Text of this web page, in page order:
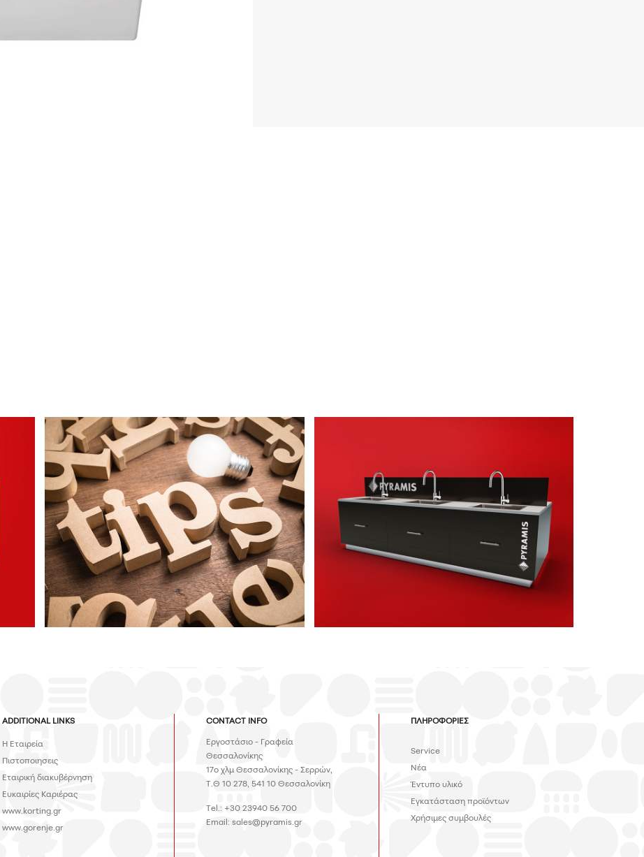
ΕΞΥΠΝΕΣ ΣΥΜΒΟΥΛΕΣ
ΔΗΜΙΟΥΡΓΙΚΟ ΠΕΡΙΕΧΟΜΕΝΟ
ΣΤΑΝΤ
ΠΡΟΩΘΗΤΙΚΟ ΥΛΙΚΟ
ADDITIONAL LINKS
H Εταιρεία
Πιστοποιησεις
Εταιρική διακυβέρνηση
Ευκαιρίες Καριέρας
www.korting.gr
www.gorenje.gr
CONTACT INFO
Εργοστάσιο - Γραφεία
Θεσσαλονίκης
17ο χλμ Θεσσαλονίκης - Σερρών,
Τ.Θ 10 278, 541 10 Θεσσαλονίκη
Tel.: +30 23940 56 700
Email: sales@pyramis.gr
ΠΛΗΡΟΦΟΡΙΕΣ
Service
Νέα
Έντυπο υλικό
Εγκατάσταση προϊόντων
Χρήσιμες συμβουλές